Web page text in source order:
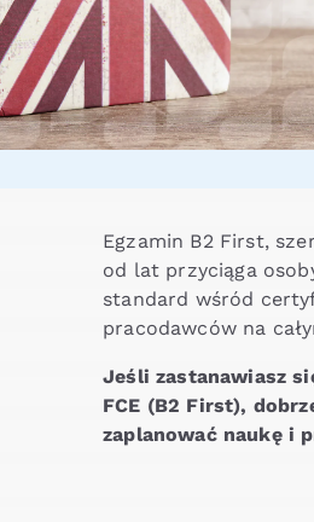
Egzamin B2 First,
od lat przyciąga
standard wśród
pracodawców na
Jeśli zastanawiasz
FCE (B2 First),
zaplanować naukę i